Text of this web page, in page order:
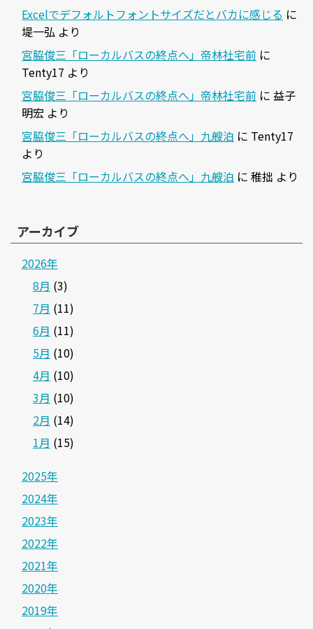
Excelでデフォルトフォントサイズだとバカに感じる に
堤一弘 より
宮脇俊三「ローカルバスの終点へ」帝林社宅前 に
Tenty17 より
宮脇俊三「ローカルバスの終点へ」帝林社宅前 に 益子
明宏 より
宮脇俊三「ローカルバスの終点へ」九艘泊 に Tenty17
より
宮脇俊三「ローカルバスの終点へ」九艘泊 に 稚拙 より
アーカイブ
2026年
8月 (3)
7月 (11)
6月 (11)
5月 (10)
4月 (10)
3月 (10)
2月 (14)
1月 (15)
2025年
2024年
2023年
2022年
2021年
2020年
2019年